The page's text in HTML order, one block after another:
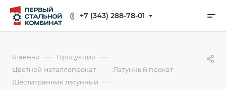
+7 (343) 288-78-01
Главная — Продукция —
Цветной металлопрокат — Латунный прокат —
Шестигранник латунный —